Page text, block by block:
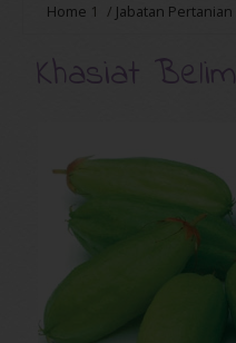
Home 1 / Jabatan Pertanian
Khasiat